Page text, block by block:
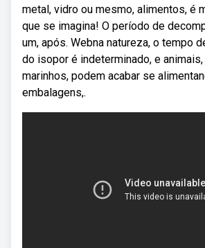
metal, vidro ou mesmo, alimentos, é
que se imagina! O período de
um, após. Webna natureza, o tempo
do isopor é indeterminado, e
marinhos, podem acabar se
embalagens,.